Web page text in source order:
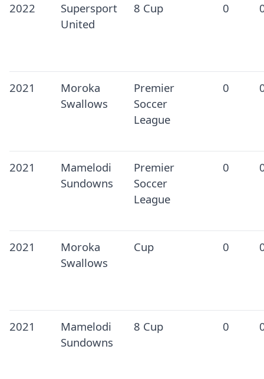
2022
Supersport
United
8 Cup 0
2021
Moroka
Swallows
Premier
Soccer
League
0
2021
Mamelodi
Sundowns
Premier
Soccer
League
0
2021
Moroka
Swallows
Cup 0
2021
Mamelodi
Sundowns
8 Cup 0